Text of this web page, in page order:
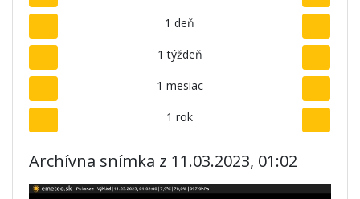
1 deň
1 týždeň
1 mesiac
1 rok
Archívna snímka z 11.03.2023, 01:02